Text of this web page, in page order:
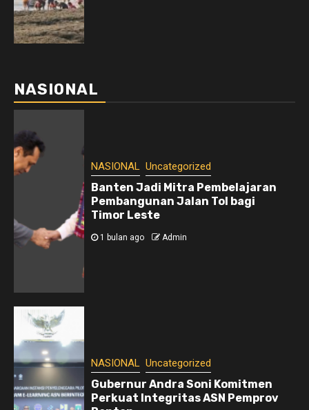
NASIONAL
NASIONAL Uncategorized
Banten Jadi Mitra Pembelajaran
Pembangunan Jalan Tol bagi
Timor Leste
1 bulan ago Admin
NASIONAL Uncategorized
Gubernur Andra Soni Komitmen
Perkuat Integritas ASN Pemprov